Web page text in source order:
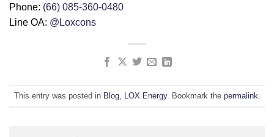
Phone: (66) 085-360-0480
Line OA: @Loxcons
This entry was posted in Blog, LOX Energy. Bookmark the permalink